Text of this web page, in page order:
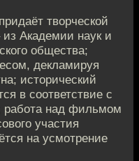
творческой
из Академии наук и
общества;
декламируя
исторический
в соответствие с
работа над фильмом
участия
на усмотрение